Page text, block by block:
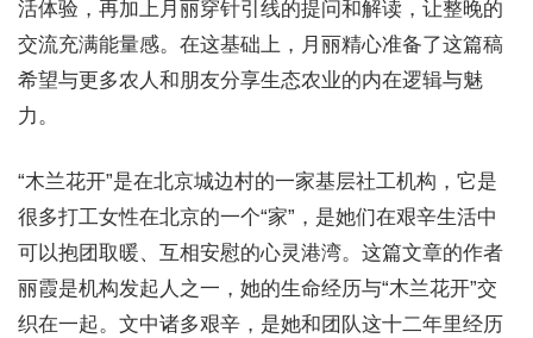
活体验，再加上月丽穿针引线的提问和解读，让整晚的
交流充满能量感。在这基础上，月丽精心准备了这篇稿
希望与更多农人和朋友分享生态农业的内在逻辑与魅
力。
“木兰花开”是在北京城边村的一家基层社工机构，它是
很多打工女性在北京的一个“家”，是她们在艰辛生活中
可以抱团取暖、互相安慰的心灵港湾。这篇文章的作者
丽霞是机构发起人之一，她的生命经历与“木兰花开”交
织在一起。文中诸多艰辛，是她和团队这十二年里经历